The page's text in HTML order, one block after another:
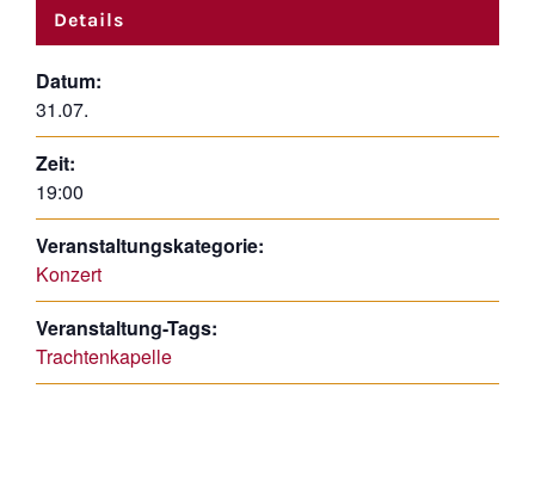
Details
Datum:
31.07.
Zeit:
19:00
Veranstaltungskategorie:
Konzert
Veranstaltung-Tags:
Trachtenkapelle